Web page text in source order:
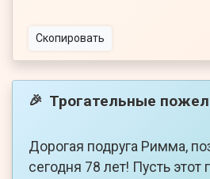
Скопировать
🎉 Трогательные
Дорогая подруга Римма,
сегодня 78 лет! Пусть этот